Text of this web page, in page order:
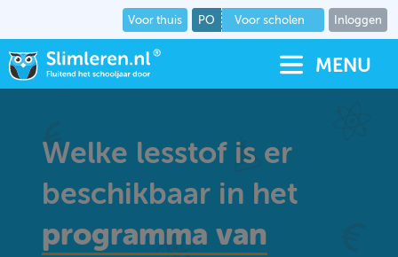
Voor thuis PO Voor scholen Inloggen
MENU
Welke lesstof is er
beschikbaar in het
programma van